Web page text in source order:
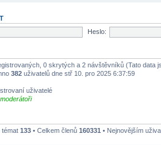
Heslo:
0 skrytých a 2 návštěvníků (Tato data
382 uživatelů dne stř 10. pro 2025 6:37:59
uživatelé
témat 133 • Celkem členů 160331 • Nejnovějším